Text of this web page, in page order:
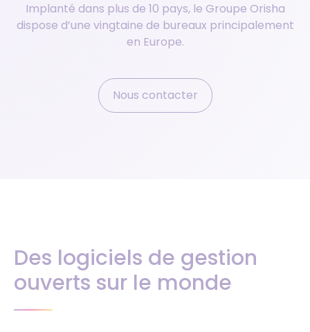
Implanté dans plus de 10 pays, le Groupe Orisha
dispose d’une vingtaine de bureaux principalement
en Europe.
Nous contacter
Des logiciels de gestion
ouverts sur le monde